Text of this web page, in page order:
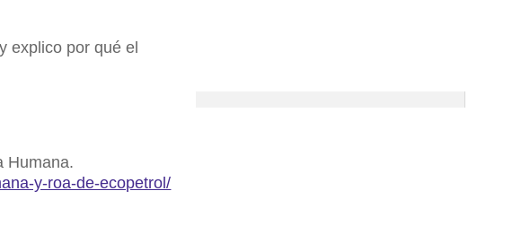
explico por qué el
Humana.
y-roa-de-ecopetrol/